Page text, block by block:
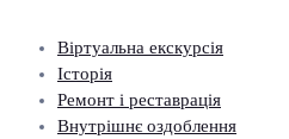
Віртуальна екскурсія
Історія
Ремонт і реставрація
Внутрішнє оздоблення